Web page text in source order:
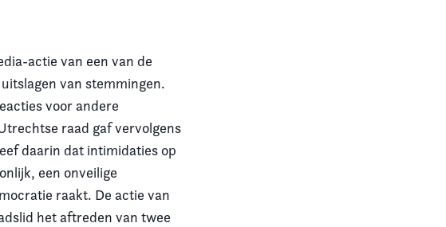
actie van een van de
van stemmingen.
voor andere
raad gaf vervolgens
daarin dat intimidaties op
een onveilige
raakt. De actie van
het aftreden van twee